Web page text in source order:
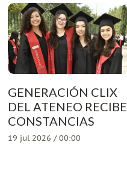
GENERACIÓN CLIX
DEL ATENEO RECIBE
CONSTANCIAS
19 jul 2026 / 00:00